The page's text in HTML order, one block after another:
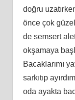
doğru
önce çok
de semsert
okşamaya
Bacaklarımı
sarkıtıp
oda ayakta